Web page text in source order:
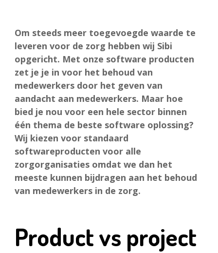
Om steeds meer toegevoegde waarde te
leveren voor de zorg hebben wij Sibi
opgericht. Met onze software producten
zet je je in voor het behoud van
medewerkers door het geven van
aandacht aan medewerkers. Maar hoe
bied je nou voor een hele sector binnen
één thema de beste software oplossing?
Wij kiezen voor standaard
softwareproducten voor alle
zorgorganisaties omdat we dan het
meeste kunnen bijdragen aan het behoud
van medewerkers in de zorg.
Product vs project